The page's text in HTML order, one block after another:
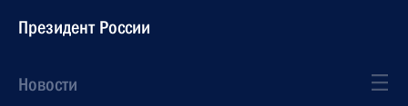
Президент России
Новости